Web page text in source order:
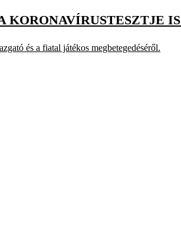
és a fiatal játékos megbetegedéséről.